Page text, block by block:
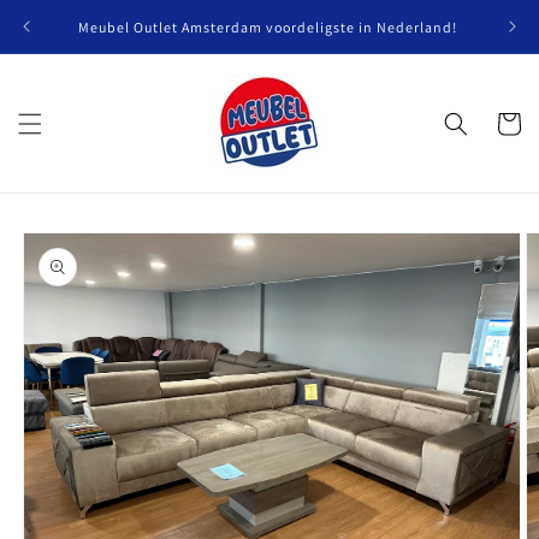
naar deMeubel Outlet Amsterdam voordeligste in Nederland!